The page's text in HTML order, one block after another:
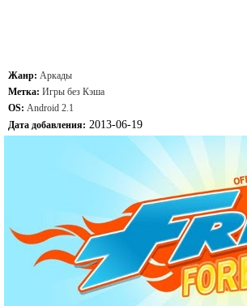
Жанр: Аркады
Метка: Игры без Кэша
OS: Android 2.1
Дата добавления: 2013-06-19